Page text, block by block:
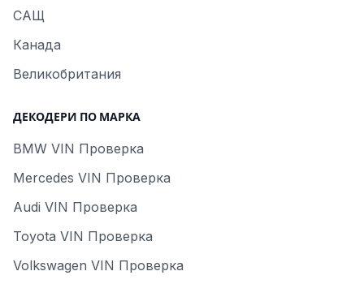
САЩ
Канада
Великобритания
ДЕКОДЕРИ ПО МАРКА
BMW VIN Проверка
Mercedes VIN Проверка
Audi VIN Проверка
Toyota VIN Проверка
Volkswagen VIN Проверка